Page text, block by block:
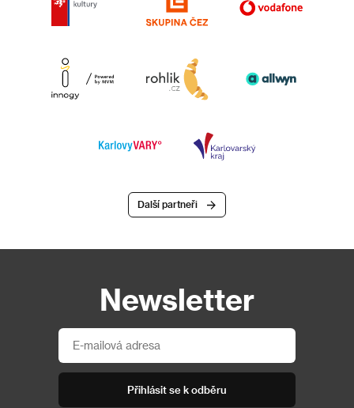
Další partneři
Newsletter
Přihlásit se k odběru